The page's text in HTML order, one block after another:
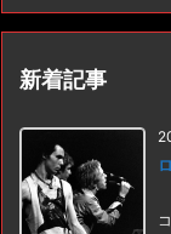
新着記事